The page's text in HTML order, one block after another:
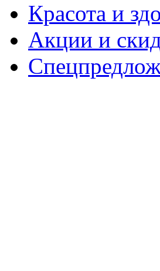
Красота и
Акции и